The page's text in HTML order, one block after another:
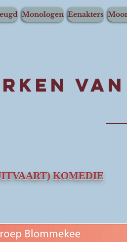
Monologen Eenakters
KOMEDIE